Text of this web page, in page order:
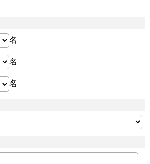
名
名
名